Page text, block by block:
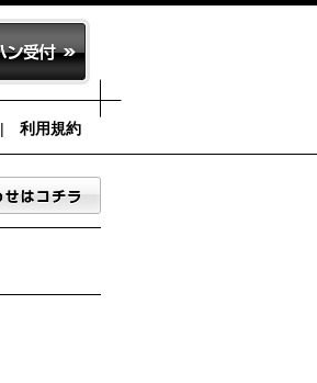
利用規約